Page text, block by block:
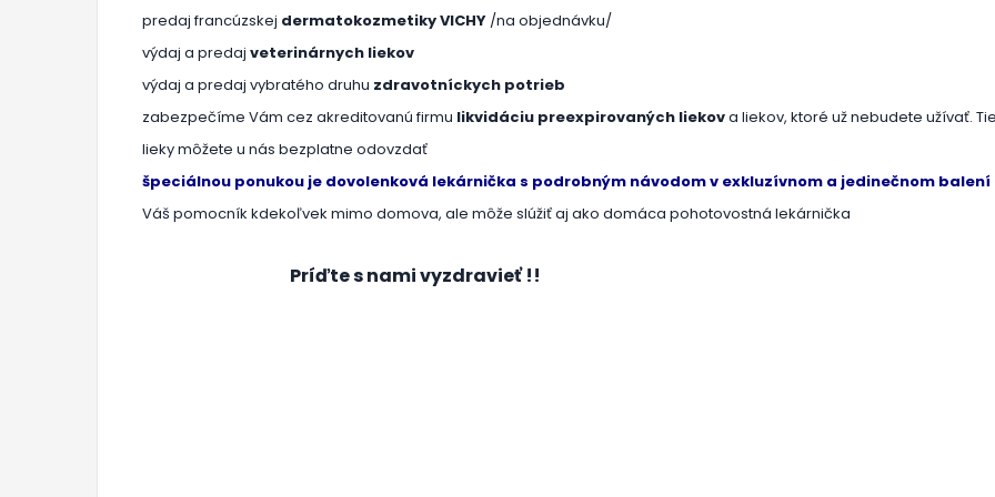
predaj francúzskej dermatokozmetiky VICHY /na objednávku/
výdaj a predaj veterinárnych liekov
výdaj a predaj vybratého druhu zdravotníckych potrieb
zabezpečíme Vám cez akreditovanú firmu likvidáciu preexpirovaných liekova liekov, ktoré už nebudete užívať.
lieky môžete u nás bezplatne odovzdať
špeciálnou ponukou je dovolenková lekárnička s podrobným návodom v exkluzívnom a jedinečnom balení
Váš pomocník kdekoľvek mimo domova, ale môže slúžiť aj ako domáca pohotovostná lekárnička
Príďte s nami vyzdravieť !!